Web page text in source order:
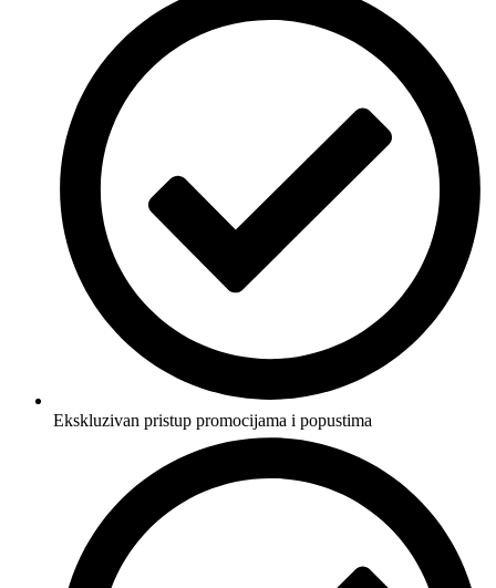
Ekskluzivan pristup promocijama i popustima